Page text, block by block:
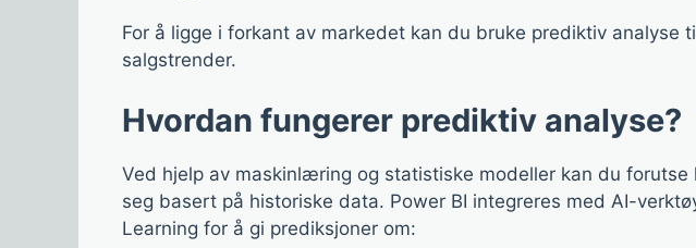
For å ligge i forkant av markedet kan du bruke prediktiv analyse
salgstrender.
Hvordan fungerer prediktiv analyse?
Ved hjelp av maskinlæring og statistiske modeller kan du forutse
seg basert på historiske data. Power BI integreres med AI-
Learning for å gi prediksjoner om: